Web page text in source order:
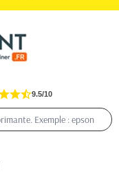
9.5/10